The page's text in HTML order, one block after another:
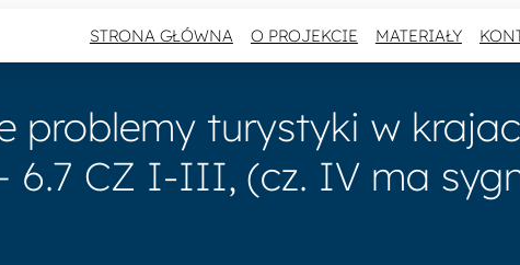
STRONA GŁÓWNA O PROJEKCIE MATERIAŁY
problemy turystyki w
6.7 CZ I-III, (cz. IV ma